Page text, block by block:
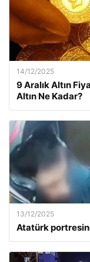
14/12/2025
9 Aralık Altın
Altın Ne Kadar?
13/12/2025
Atatürk